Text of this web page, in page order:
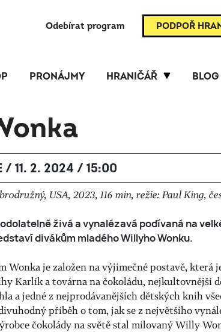
Odebírat program PODPOŘ
PRONÁJMY HRANIČÁŘ BLOG
/ 11. 2. 2024 / 15:00
USA, 2023, 116 min, režie: Paul King,
živá a vynalézavá podívaná na
divákům mladého Willyho Wonku.
Wonka je založen na výjimečné postavě, která
Karlík a továrna na čokoládu, nejkultovnější
a jedné z nejprodávanějších dětských knih
příběh o tom, jak se z největšího
čokolády na světě stal milovaný Willy